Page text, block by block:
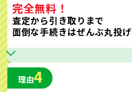
完全無料！
査定から引き取りまで
面倒な手続きはぜんぶ丸投げ
理由4